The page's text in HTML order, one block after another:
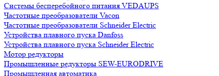
Системы бесперебойного питания VEDAUPS
Частотные преобразователи Vacon
Частотные преобразователи Schneider Electric
Устройства плавного пуска Danfoss
Устройства плавного пуска Schneider Electric
Мотор редукторы
Промышленные редукторы SEW-EURODRIVE
Промышленная автоматика